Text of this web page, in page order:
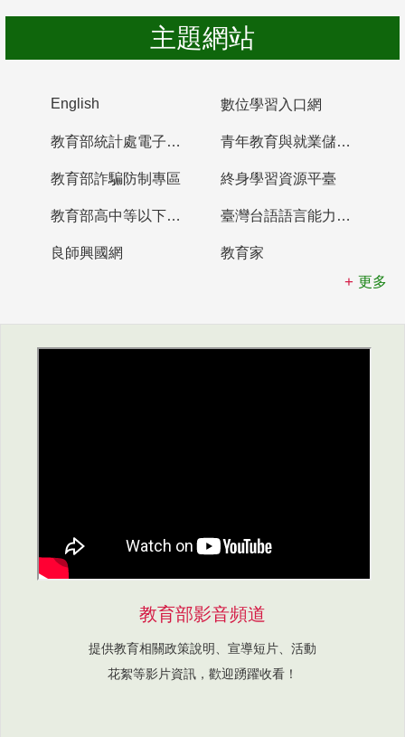
主題網站
English 數位學習入口網
教育部統計處電子書櫃 青年教育與就業儲蓄帳戶
教育部詐騙防制專區 終身學習資源平臺
教育部高中等以下學校及幼兒園教師資格檢定考試 臺灣台語語言能力認證網站
良師興國網
教育家
更多
教育部影音頻道
提供教育相關政策說明、宣導短片、活動
花絮等影片資訊，歡迎踴躍收看！